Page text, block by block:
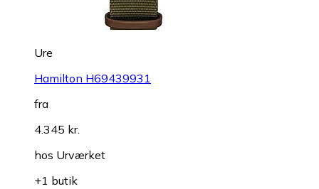
Ure
Hamilton H69439931
fra
4.345 kr.
hos Urværket
+1 butik